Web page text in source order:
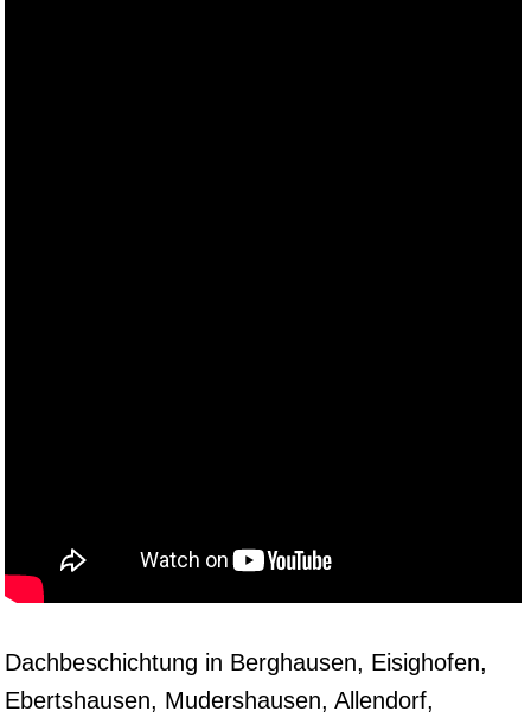
Dachbeschichtung in Berghausen, Eisighofen,
Ebertshausen, Mudershausen, Allendorf,